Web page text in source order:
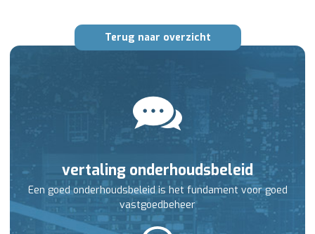
Terug naar overzicht
vertaling onderhoudsbeleid
Een goed onderhoudsbeleid is het fundament voor goed
vastgoedbeheer